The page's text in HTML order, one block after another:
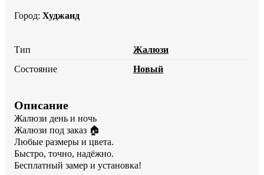
Город: Худжанд
Тип
Жалюзи
Состояние
Новый
Описание
Жалюзи день и ночь
Жалюзи под заказ 🏠
Любые размеры и цвета.
Быстро, точно, надёжно.
Бесплатный замер и установка!